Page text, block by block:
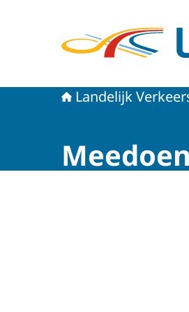
Landelijk